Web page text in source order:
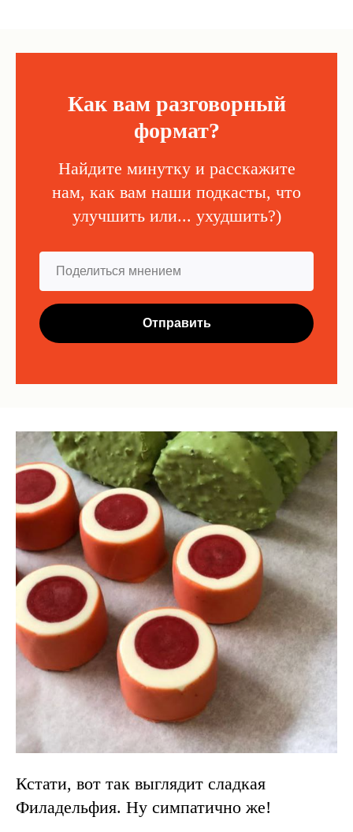
Как вам разговорный
формат?
Найдите минутку и расскажите
нам, как вам наши подкасты, что
улучшить или... ухудшить?)
Отправить
Кстати, вот так выглядит сладкая
Филадельфия. Ну симпатично же!